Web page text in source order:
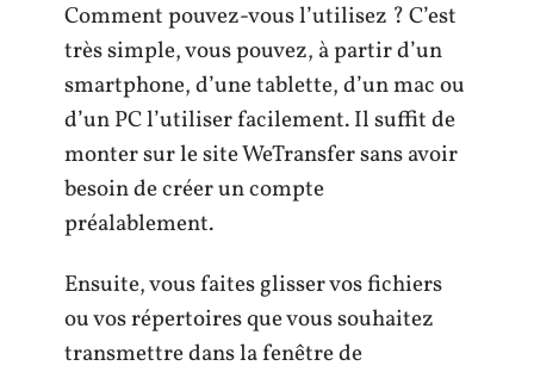
Comment pouvez-vous l’utilisez ? C’est
très simple, vous pouvez, à partir d’un
smartphone, d’une tablette, d’un mac ou
d’un PC l’utiliser facilement. Il suffit de
monter sur le site WeTransfer sans avoir
besoin de créer un compte
préalablement.
Ensuite, vous faites glisser vos fichiers
ou vos répertoires que vous souhaitez
transmettre dans la fenêtre de